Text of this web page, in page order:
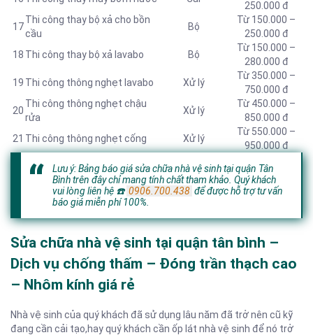
250.000 đ
17
Thi công thay bộ xả cho bồn
cầu
Bộ
Từ 150.000 –
250.000 đ
18 Thi công thay bộ xả lavabo Bộ
Từ 150.000 –
280.000 đ
19 Thi công thông nghẹt lavabo Xử lý
Từ 350.000 –
750.000 đ
20
Thi công thông nghẹt chậu
rửa
Xử lý
Từ 450.000 –
850.000 đ
21 Thi công thông nghẹt cống Xử lý
Từ 550.000 –
950.000 đ
Lưu ý: Bảng báo giá sửa chữa nhà vệ sinh tại quận Tân
Bình trên đây chỉ mang tính chất tham khảo. Quý khách
vui lòng liên hệ ☎️ 0906.700.438 để được hỗ trợ tư vấn
báo giá miễn phí 100%.
Sửa chữa nhà vệ sinh tại quận tân bình –
Dịch vụ chống thấm – Đóng trần thạch cao
– Nhôm kính giá rẻ
Nhà vệ sinh của quý khách đã sử dụng lâu năm đã trở nên cũ kỹ
đang cần cải tạo,hay quý khách cần ốp lát nhà vệ sinh để nó trở